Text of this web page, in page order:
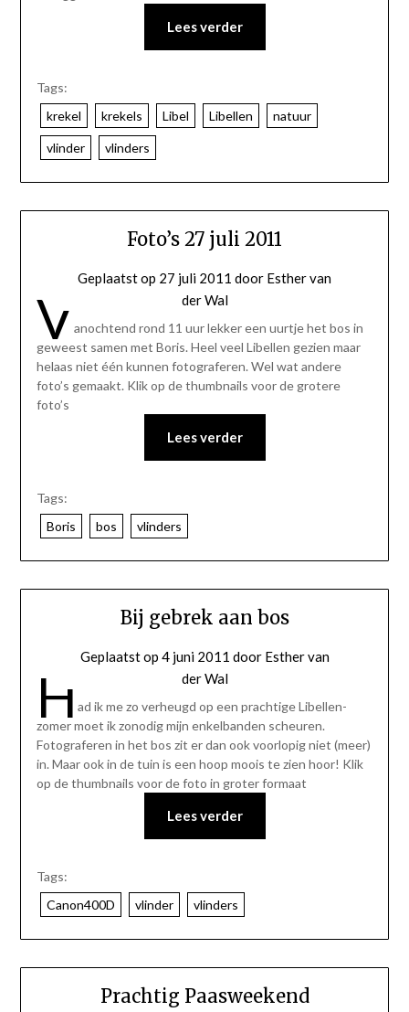
Lees verder
Tags:
krekel
krekels Libel Libellen natuur
vlinder vlinders
Foto’s 27 juli 2011
Geplaatst op 27 juli 2011 door Esther van
der Wal
V anochtend rond 11 uur lekker een uurtje het bos in
geweest samen met Boris. Heel veel Libellen gezien maar
helaas niet één kunnen fotograferen. Wel wat andere
foto’s gemaakt. Klik op de thumbnails voor de grotere
foto’s
Lees verder
Tags:
Boris
bos vlinders
Bij gebrek aan bos
Geplaatst op 4 juni 2011 door Esther van
der Wal
H ad ik me zo verheugd op een prachtige Libellen-
zomer moet ik zonodig mijn enkelbanden scheuren.
Fotograferen in het bos zit er dan ook voorlopig niet (meer)
in. Maar ook in de tuin is een hoop moois te zien hoor! Klik
op de thumbnails voor de foto in groter formaat
Lees verder
Tags:
Canon400D
vlinder vlinders
Prachtig Paasweekend